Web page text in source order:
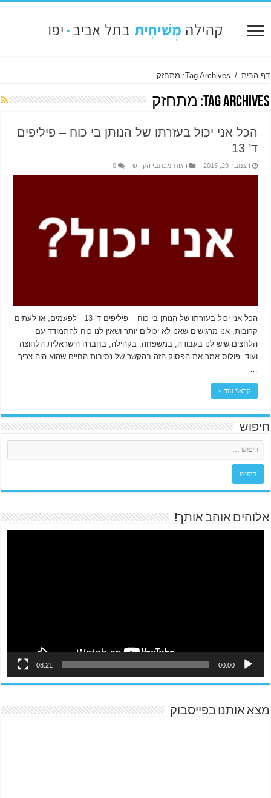
דף הבית / Tag Archives: מתחזק
Tag Archives: מתחזק
הכל אני יכול בעזרתו של הנותן בי כוח – פיליפים
ד’ 13
דצמבר 29, 2015 הגות מכתבי הקודש 0
הכל אני יכול בעזרתו של הנותן בי כוח – פיליפים ד’ 13 לפעמים, או לעתים
קרובות, אנו מרגישים שאנו לא יכולים יותר ושאין לנו כוח להתמודד עם
הלחצים שיש לנו בעבודה, במשפחה, בקהילה, בחברה הישראלית הלחוצה
ועוד. פולוס אמר את הפסוק הזה בהקשר של נסיבות החיים שהוא היה צריך
קרא\י עוד »
חיפוש
אלוהים אוהב אותך!
00:00
08:21
מצא אותנו בפייסבוק